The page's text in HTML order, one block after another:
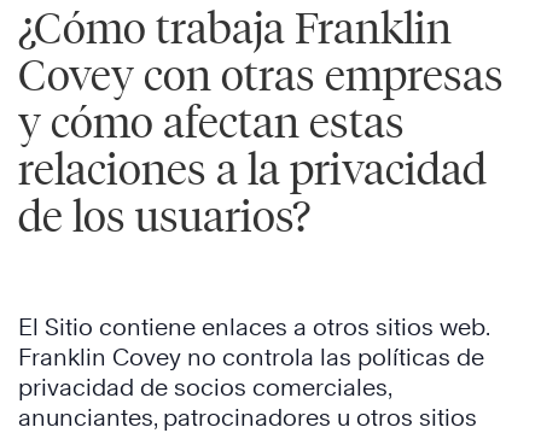
¿Cómo trabaja Franklin
Covey con otras empresas
y cómo afectan estas
relaciones a la privacidad
de los usuarios?
El Sitio contiene enlaces a otros sitios web.
Franklin Covey no controla las políticas de
privacidad de socios comerciales,
anunciantes, patrocinadores u otros sitios